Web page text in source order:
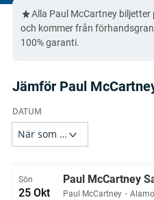
Alla Paul McCartney
och kommer från
100% garanti.
Jämför Paul
Sön
25 Okt
Paul McCartney
Paul McCartney ・